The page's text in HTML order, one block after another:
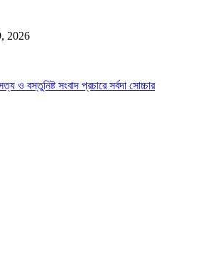
2026
ও বস্তুনিষ্ট সংবাদ প্রচারে সর্বদা সোচ্চার